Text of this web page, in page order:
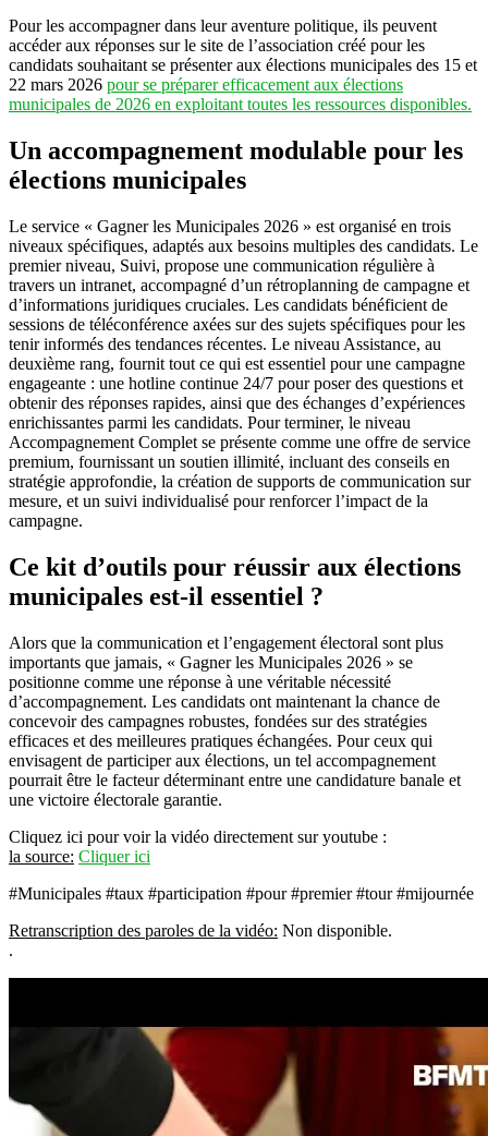
Pour les accompagner dans leur aventure politique, ils peuvent
accéder aux réponses sur le site de l’association créé pour les
candidats souhaitant se présenter aux élections municipales des 15 et
22 mars 2026 pour se préparer efficacement aux élections
municipales de 2026 en exploitant toutes les ressources disponibles.
Un accompagnement modulable pour les
élections municipales
Le service « Gagner les Municipales 2026 » est organisé en trois
niveaux spécifiques, adaptés aux besoins multiples des candidats. Le
premier niveau, Suivi, propose une communication régulière à
travers un intranet, accompagné d’un rétroplanning de campagne et
d’informations juridiques cruciales. Les candidats bénéficient de
sessions de téléconférence axées sur des sujets spécifiques pour les
tenir informés des tendances récentes. Le niveau Assistance, au
deuxième rang, fournit tout ce qui est essentiel pour une campagne
engageante : une hotline continue 24/7 pour poser des questions et
obtenir des réponses rapides, ainsi que des échanges d’expériences
enrichissantes parmi les candidats. Pour terminer, le niveau
Accompagnement Complet se présente comme une offre de service
premium, fournissant un soutien illimité, incluant des conseils en
stratégie approfondie, la création de supports de communication sur
mesure, et un suivi individualisé pour renforcer l’impact de la
campagne.
Ce kit d’outils pour réussir aux élections
municipales est-il essentiel ?
Alors que la communication et l’engagement électoral sont plus
importants que jamais, « Gagner les Municipales 2026 » se
positionne comme une réponse à une véritable nécessité
d’accompagnement. Les candidats ont maintenant la chance de
concevoir des campagnes robustes, fondées sur des stratégies
efficaces et des meilleures pratiques échangées. Pour ceux qui
envisagent de participer aux élections, un tel accompagnement
pourrait être le facteur déterminant entre une candidature banale et
une victoire électorale garantie.
Cliquez ici pour voir la vidéo directement sur youtube :
la source: Cliquer ici
#Municipales #taux #participation #pour #premier #tour #mijournée
Retranscription des paroles de la vidéo: Non disponible.
.